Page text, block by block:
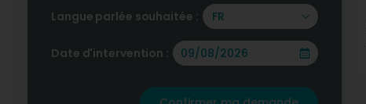
Langue parlée souhaitée : FR
Date d'intervention :